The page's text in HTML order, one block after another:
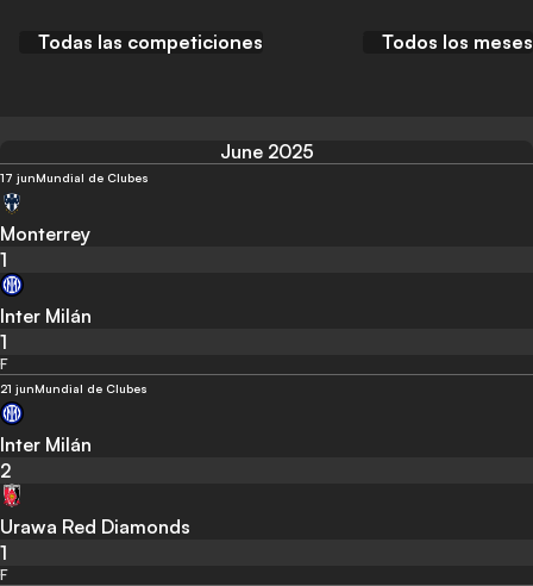
Todas las competiciones Todos los meses
June 2025
17 junMundial de Clubes
Monterrey
1
Inter Milán
1
F
21 junMundial de Clubes
Inter Milán
2
Urawa Red Diamonds
1
F